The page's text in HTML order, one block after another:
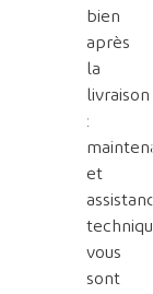
bien
après
la
livraison
:
et
vous
sont